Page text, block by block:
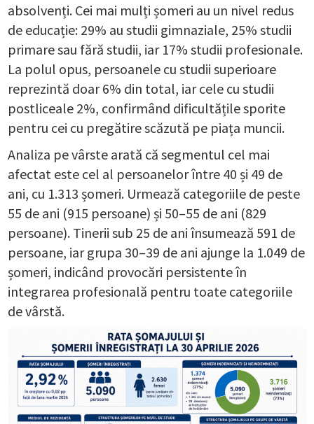
absolvenți. Cei mai mulți șomeri au un nivel redus
de educație: 29% au studii gimnaziale, 25% studii
primare sau fără studii, iar 17% studii profesionale.
La polul opus, persoanele cu studii superioare
reprezintă doar 6% din total, iar cele cu studii
postliceale 2%, confirmând dificultățile sporite
pentru cei cu pregătire scăzută pe piața muncii.
Analiza pe vârste arată că segmentul cel mai
afectat este cel al persoanelor între 40 și 49 de
ani, cu 1.313 șomeri. Urmează categoriile de peste
55 de ani (915 persoane) și 50–55 de ani (829
persoane). Tinerii sub 25 de ani însumează 591 de
persoane, iar grupa 30–39 de ani ajunge la 1.049 de
șomeri, indicând provocări persistente în
integrarea profesională pentru toate categoriile
de vârstă.